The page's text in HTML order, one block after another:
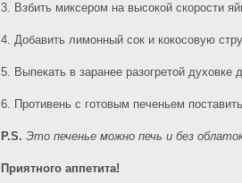
3. Взбить миксером на высокой скорости
4. Добавить лимонный сок и кокосовую
5. Выпекать в заранее разогретой духовке
6. Противень с готовым печеньем
P.S. Это печенье можно печь и без
Приятного аппетита!